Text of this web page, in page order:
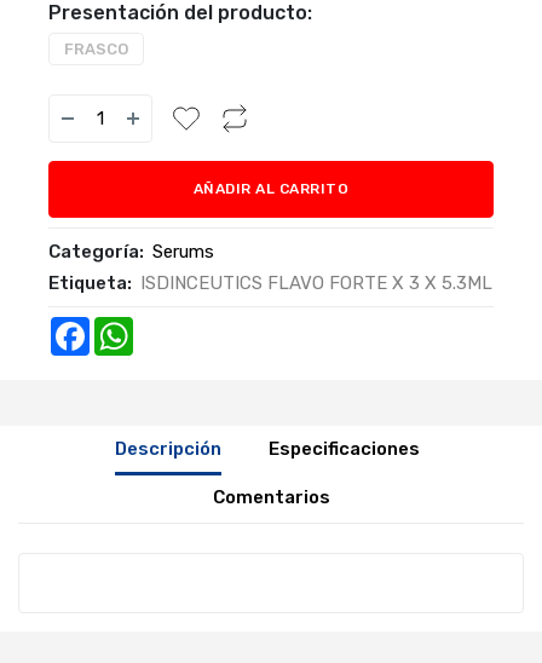
Presentación del producto:
FRASCO
AÑADIR AL CARRITO
Categoría: Serums
Etiqueta: ISDINCEUTICS FLAVO FORTE X 3 X 5.3ML
Facebook
Descripción Especificaciones
Comentarios